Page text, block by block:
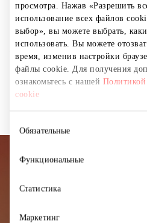
просмотра. Нажав «Разрешить
использование всех файлов
выбор», вы можете выбрать,
использовать. Вы можете
время, изменив настройки
файлы cookie. Для получения
ознакомьтесь с нашей Политикой
cookie
согласия
Обязательные
Функциональные
Статистика
Маркетинг
наша приверженность к
нашим собственным
семьи среде является
бренда на протяжении более
Кафе
Узнайте первыми о